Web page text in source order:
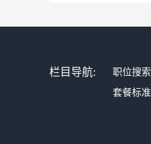
栏目导航: 职位搜索
套餐标准